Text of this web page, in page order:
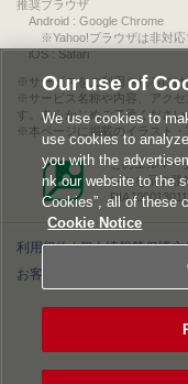
推奨ブラウザ
Android : Google Chrome
※Yahoo!ブラウザは非対応
iOS : Safari
サービスをご利用されるに
サービス名称や内容、アク
す。あらかじめご了承ください
本ページに掲載のイラスト
このエルマー
ンツを示す登
RIAJ00013011
利用規約|個人情報等保護方
お客様情報の外部送信につ
Our use of
We use cookies to
use cookies to
you with the
nk our website to the
Cookies”, all of these
Cookie Notice